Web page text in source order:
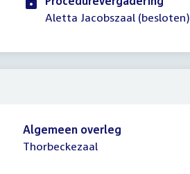
Aletta Jacobszaal (besloten)
Algemeen overleg
Thorbeckezaal